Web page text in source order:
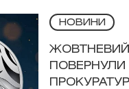
НОВИНИ
ЖОВТНЕВИЙ
ПОВЕРНУЛИ